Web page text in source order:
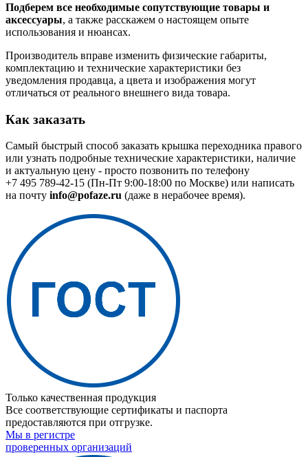
Подберем все необходимые сопутствующие товары и
аксессуары, а также расскажем о настоящем опыте
использования и нюансах.
Производитель вправе изменить физические габариты,
комплектацию и технические характеристики без
уведомления продавца, а цвета и изображения могут
отличаться от реального внешнего вида товара.
Как заказать
Самый быстрый способ заказать крышка переходника правого
или узнать подробные технические характеристики, наличие
и актуальную цену - просто позвонить по телефону
+7 495 789-42-15 (Пн-Пт 9:00-18:00 по Москве) или написать
на почту info@pofaze.ru (даже в нерабочее время).
Только качественная продукция
Все соответствующие сертификаты и паспорта
предоставляются при отгрузке.
Мы в регистре
проверенных организаций